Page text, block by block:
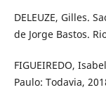
DELEUZE, Gilles.
de Jorge Bastos.
FIGUEIREDO,
Paulo: Todavia,